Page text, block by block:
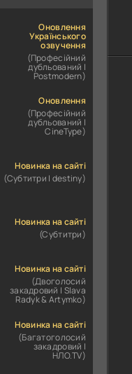
Оновлення
Українського
озвучення
(Професійний
дубльований |
Postmodern)
Оновлення
(Професійний
дубльований |
CineType)
Новинка на сайті
(Субтитри | destiny)
Новинка на сайті
(Субтитри)
Новинка на сайті
(Двоголосий
закадровий | Slava
Radyk & Artymko)
Новинка на сайті
(Багатоголосий
закадровий |
НЛО.TV)